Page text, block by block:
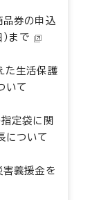
品券の申込
まで
た生活保護
いて
定袋に関
について
義援金を